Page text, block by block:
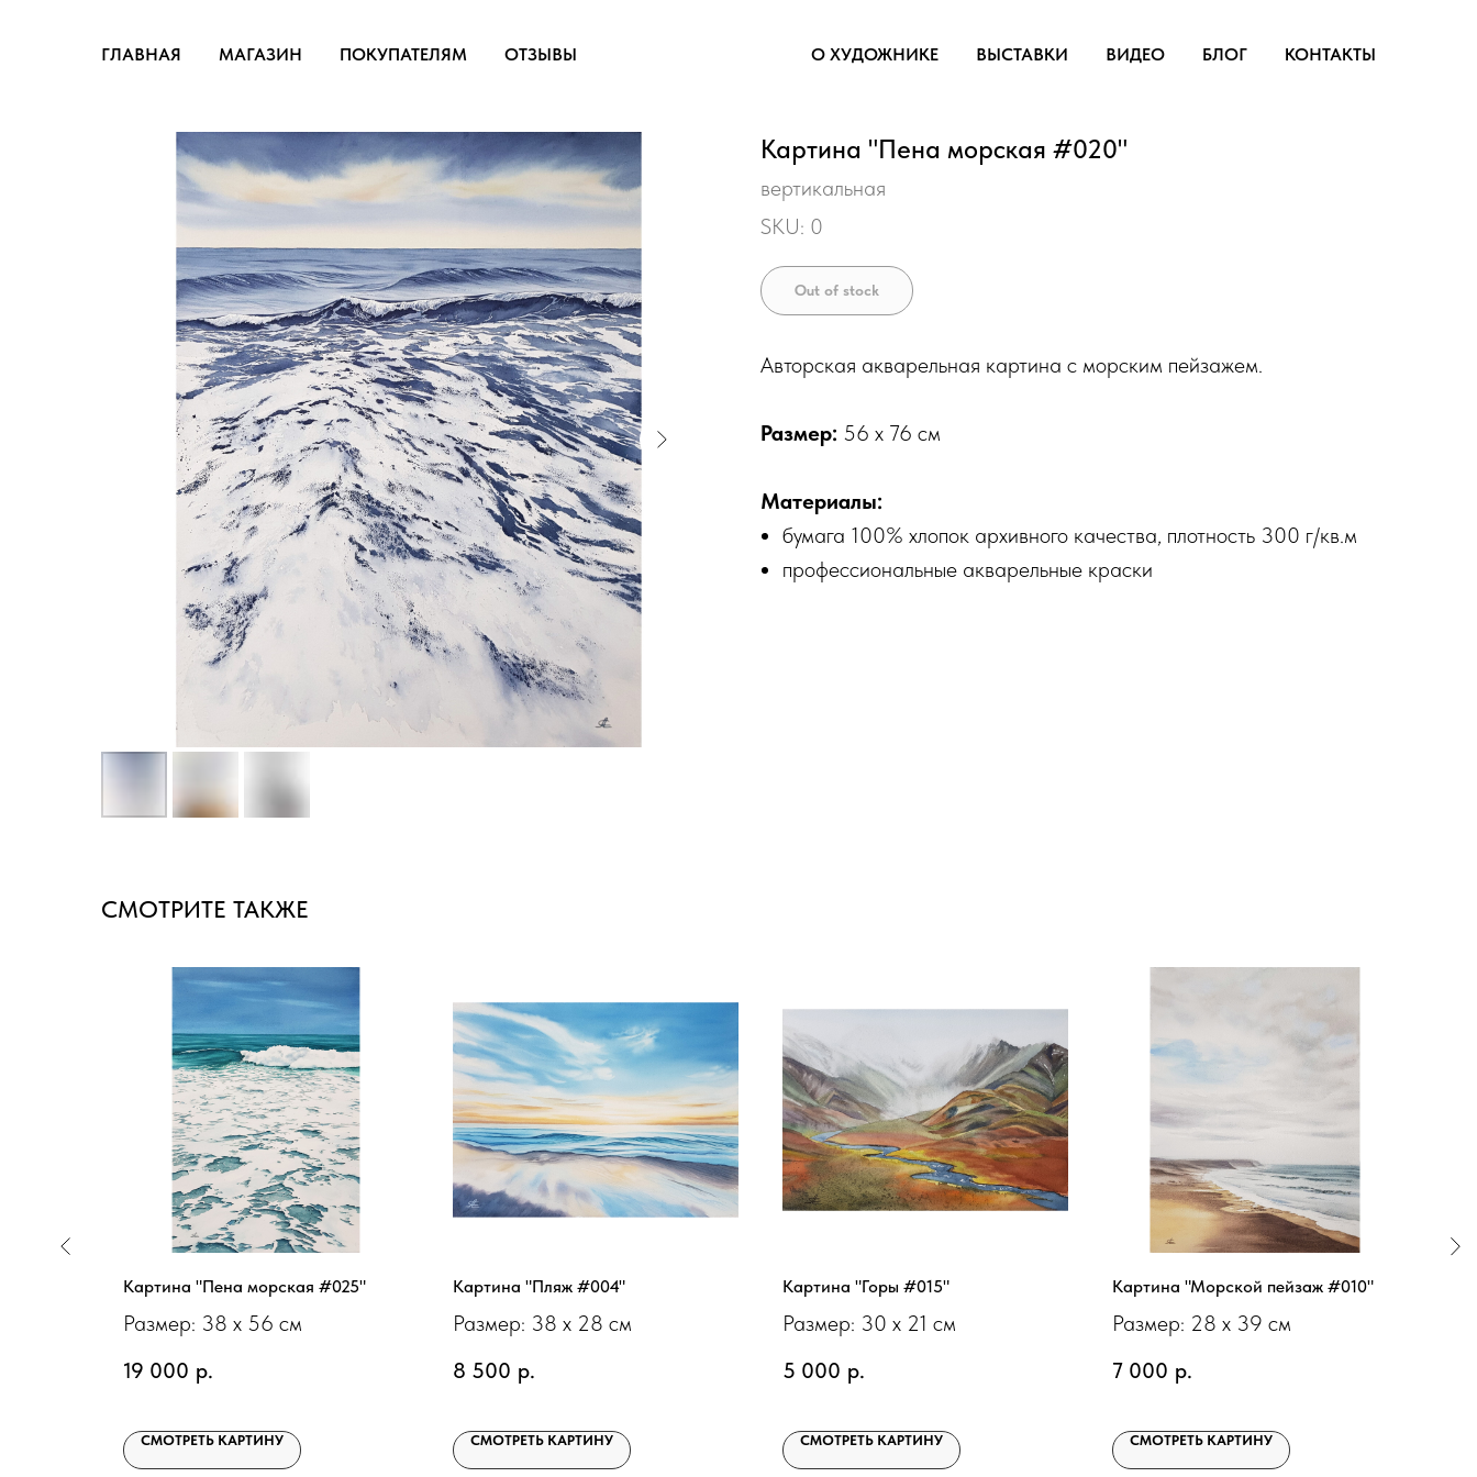
ГЛАВНАЯ МАГАЗИН ПОКУПАТЕЛЯМ ОТЗЫВЫ О ХУДОЖНИКЕ ВЫСТАВКИ ВИДЕО БЛОГ КОНТАКТЫ
Картина "Пена морская #020"
вертикальная
SKU: 0
Out of stock
Авторская акварельная картина с морским пейзажем.
Размер: 56 х 76 см
Материалы:
бумага 100% хлопок архивного качества, плотность 300 г/кв.м
профессиональные акварельные краски
СМОТРИТЕ ТАКЖЕ
Картина "Пена морская #025"
Размер: 38 х 56 см
19 000 р.
СМОТРЕТЬ КАРТИНУ
Картина "Пляж #004"
Размер: 38 х 28 см
8 500 р.
СМОТРЕТЬ КАРТИНУ
Картина "Горы #015"
Размер: 30 х 21 см
5 000 р.
СМОТРЕТЬ КАРТИНУ
Картина "Морской пейзаж #010"
Размер: 28 х 39 см
7 000 р.
СМОТРЕТЬ КАРТИНУ